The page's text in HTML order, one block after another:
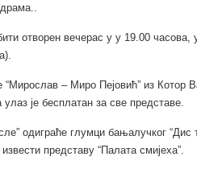
отворен вечерас у у 19.00 часова,
“Мирослав – Миро Пејовић” из Котор
је бесплатан за све представе.
одиграће глумци бањалучког “Дис
представу “Палата смијеха”.